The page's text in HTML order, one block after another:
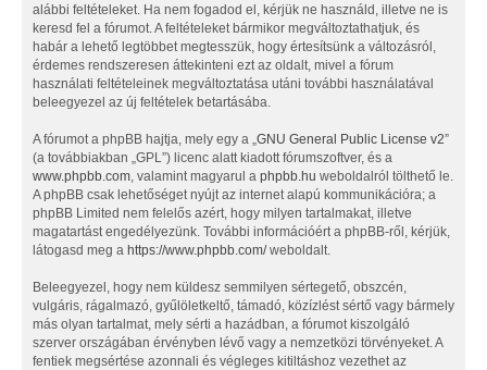
alábbi feltételeket. Ha nem fogadod el, kérjük ne használd, illetve ne is
keresd fel a fórumot. A feltételeket bármikor megváltoztathatjuk, és
habár a lehető legtöbbet megtesszük, hogy értesítsünk a változásról,
érdemes rendszeresen áttekinteni ezt az oldalt, mivel a fórum
használati feltételeinek megváltoztatása utáni további használatával
beleegyezel az új feltételek betartásába.
A fórumot a phpBB hajtja, mely egy a „ GNU General Public License v2”
(a továbbiakban „GPL”) licenc alatt kiadott fórumszoftver, és a
www.phpbb.com , valamint magyarul a phpbb.hu weboldalról tölthető le.
A phpBB csak lehetőséget nyújt az internet alapú kommunikációra; a
phpBB Limited nem felelős azért, hogy milyen tartalmakat, illetve
magatartást engedélyezünk. További információért a phpBB-ről, kérjük,
látogasd meg a https://www.phpbb.com/weboldalt.
Beleegyezel, hogy nem küldesz semmilyen sértegető, obszcén,
vulgáris, rágalmazó, gyűlöletkeltő, támadó, közízlést sértő vagy bármely
más olyan tartalmat, mely sérti a hazádban, a fórumot kiszolgáló
szerver országában érvényben lévő vagy a nemzetközi törvényeket. A
fentiek megsértése azonnali és végleges kitiltáshoz vezethet az